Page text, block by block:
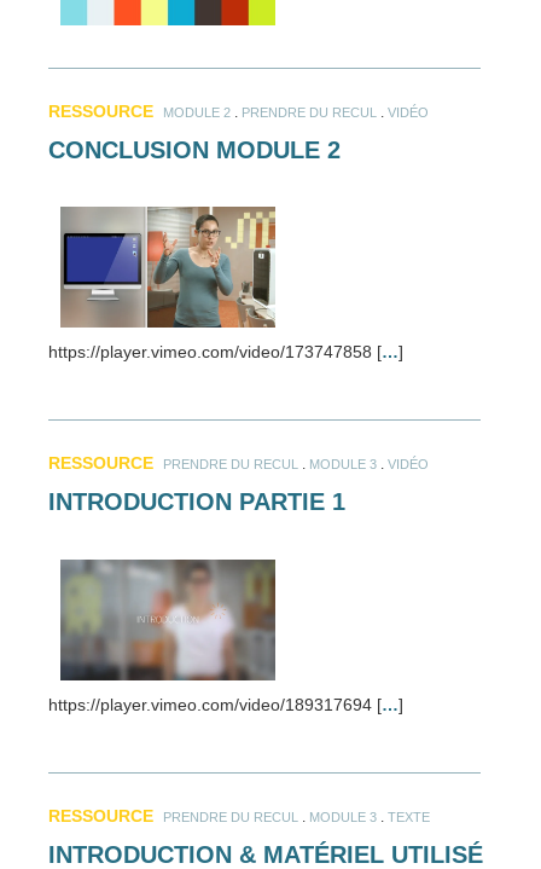
RESSOURCE MODULE 2 PRENDRE DU RECUL VIDÉO
CONCLUSION MODULE 2
https://player.vimeo.com/video/173747858 […]
RESSOURCE PRENDRE DU RECUL MODULE 3 VIDÉO
INTRODUCTION PARTIE 1
https://player.vimeo.com/video/189317694 […]
RESSOURCE PRENDRE DU RECUL MODULE 3 TEXTE
INTRODUCTION & MATÉRIEL UTILISÉ